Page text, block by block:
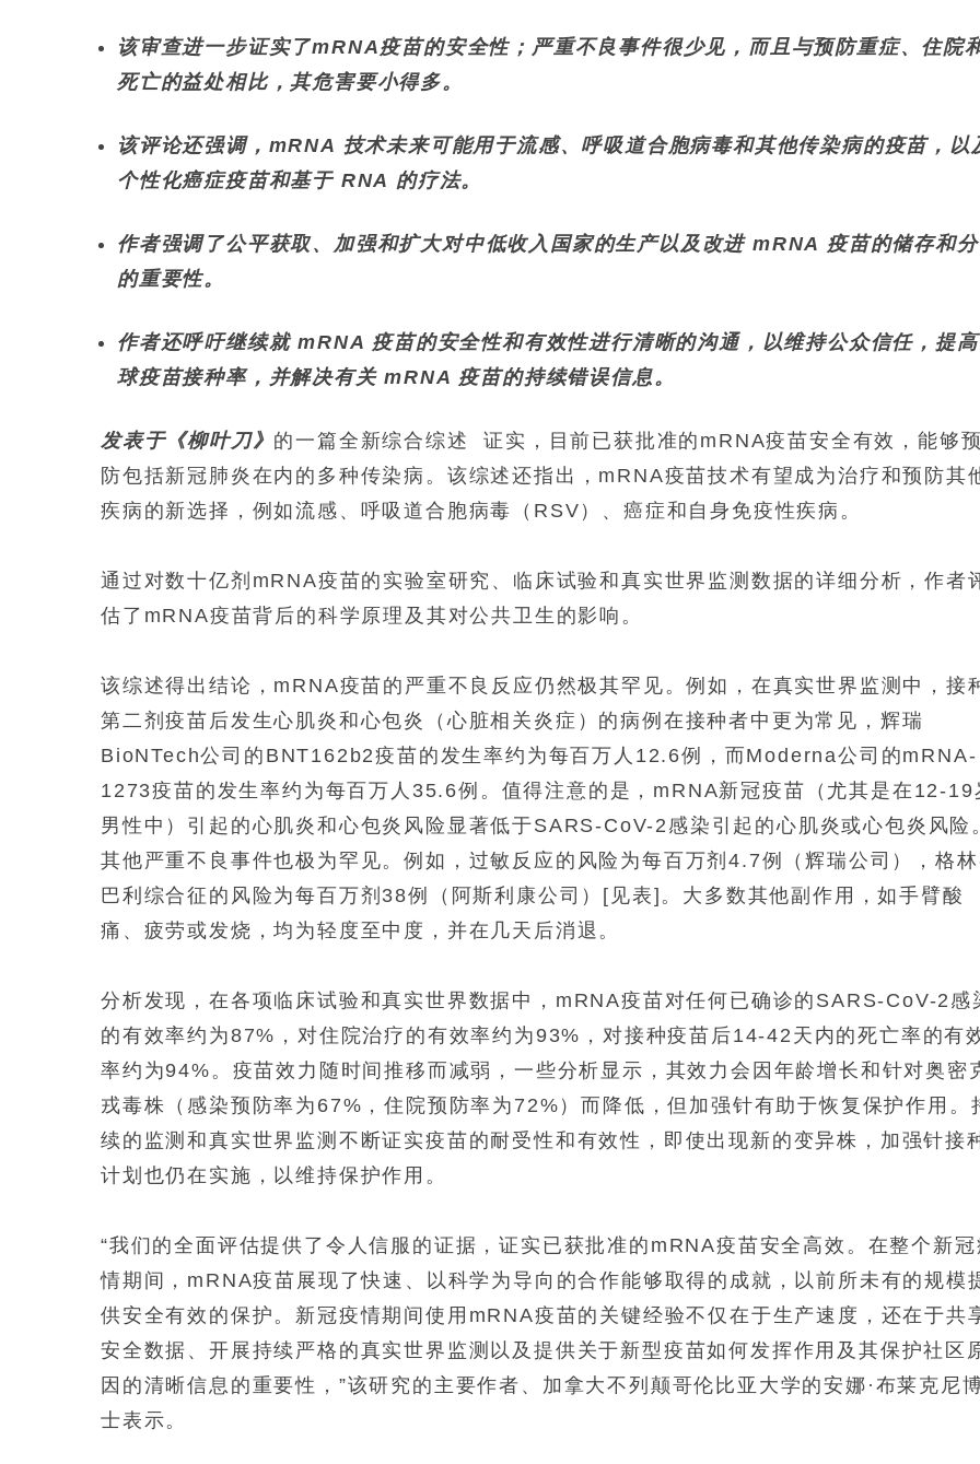
该审查进一步证实了mRNA疫苗的安全性；严重不良事件很少见，而且与预防重症、住院
死亡的益处相比，其危害要小得多。
该评论还强调，mRNA 技术未来可能用于流感、呼吸道合胞病毒和其他传染病的疫苗，以
个性化癌症疫苗和基于 RNA 的疗法。
作者强调了公平获取、加强和扩大对中低收入国家的生产以及改进 mRNA 疫苗的储存和
的重要性。
作者还呼吁继续就 mRNA 疫苗的安全性和有效性进行清晰的沟通，以维持公众信任，提
球疫苗接种率，并解决有关 mRNA 疫苗的持续错误信息。
发表于《柳叶刀》 的一篇全新综合综述
证实，目前已获批准的mRNA疫苗安全有效，能够预
防包括新冠肺炎在内的多种传染病。该综述还指出，mRNA疫苗技术有望成为治疗和预防其
疾病的新选择，例如流感、呼吸道合胞病毒（RSV）、癌症和自身免疫性疾病。
通过对数十亿剂mRNA疫苗的实验室研究、临床试验和真实世界监测数据的详细分析，作者
估了mRNA疫苗背后的科学原理及其对公共卫生的影响。
该综述得出结论，mRNA疫苗的严重不良反应仍然极其罕见。例如，在真实世界监测中，接
第二剂疫苗后发生心肌炎和心包炎（心脏相关炎症）的病例在接种者中更为常见，辉瑞
BioNTech公司的BNT162b2疫苗的发生率约为每百万人12.6例，而Moderna公司的mRNA-
1273疫苗的发生率约为每百万人35.6例。值得注意的是，mRNA新冠疫苗（尤其是在12-19
男性中）引起的心肌炎和心包炎风险显著低于SARS-CoV-2感染引起的心肌炎或心包炎风险
其他严重不良事件也极为罕见。例如，过敏反应的风险为每百万剂4.7例（辉瑞公司），格
巴利综合征的风险为每百万剂38例（阿斯利康公司）[见表]。大多数其他副作用，如手臂酸
痛、疲劳或发烧，均为轻度至中度，并在几天后消退。
分析发现，在各项临床试验和真实世界数据中，mRNA疫苗对任何已确诊的SARS-CoV-2感
的有效率约为87%，对住院治疗的有效率约为93%，对接种疫苗后14-42天内的死亡率的有
率约为94%。疫苗效力随时间推移而减弱，一些分析显示，其效力会因年龄增长和针对奥密
戎毒株（感染预防率为67%，住院预防率为72%）而降低，但加强针有助于恢复保护作用。
续的监测和真实世界监测不断证实疫苗的耐受性和有效性，即使出现新的变异株，加强针接
计划也仍在实施，以维持保护作用。
“我们的全面评估提供了令人信服的证据，证实已获批准的mRNA疫苗安全高效。在整个新冠
情期间，mRNA疫苗展现了快速、以科学为导向的合作能够取得的成就，以前所未有的规模
供安全有效的保护。新冠疫情期间使用mRNA疫苗的关键经验不仅在于生产速度，还在于共
安全数据、开展持续严格的真实世界监测以及提供关于新型疫苗如何发挥作用及其保护社区
因的清晰信息的重要性，”该研究的主要作者、加拿大不列颠哥伦比亚大学的安娜·布莱克尼
士表示。